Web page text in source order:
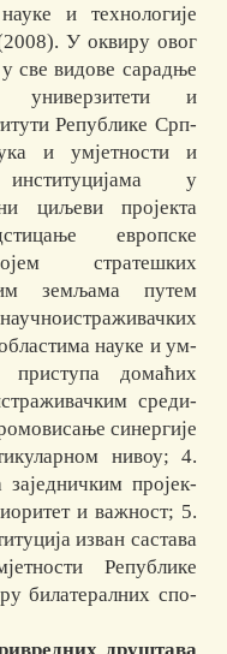
и технологије
У оквиру овог
све видове сарадње
и
Републике Срп­
и умјетности и
инс­ти­туци­ја­ма у
ци­љеви про­јекта
европске
стра­теш­ких
земљама путем
науке и ум­
домаћих
сре­ди­
синергије
нивоу; 4.
заједничким про­јек­
и важност; 5.
изван састава
Републике
билатералних спо­